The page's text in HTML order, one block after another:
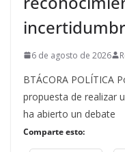
6 de agosto de 2026
BTÁCORA POLÍTICA
propuesta de realizar
ha abierto un debate
Comparte esto: